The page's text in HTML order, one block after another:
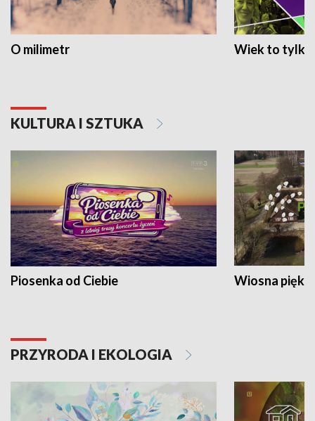
O milimetr Wiek to tylko
KULTURA I SZTUKA
Piosenka od Ciebie Wiosna
PRZYRODA I EKOLOGIA